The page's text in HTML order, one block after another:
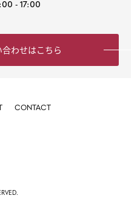
- 17:00
わせはこちら
CONTACT